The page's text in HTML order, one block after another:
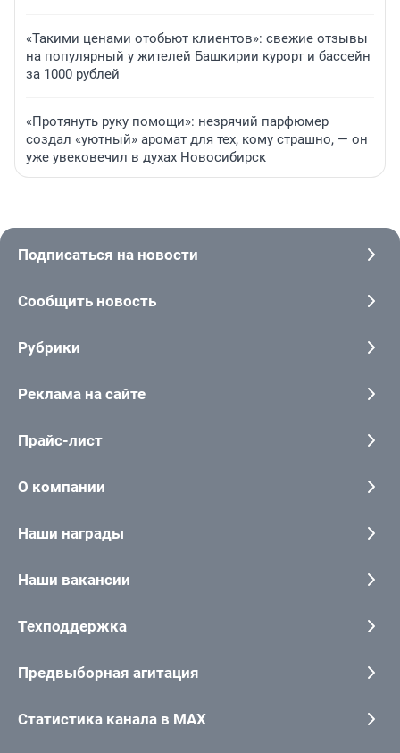
«Такими ценами отобьют клиентов»: свежие отзывы
на популярный у жителей Башкирии курорт и бассейн
за 1000 рублей
«Протянуть руку помощи»: незрячий парфюмер
создал «уютный» аромат для тех, кому страшно, — он
уже увековечил в духах Новосибирск
Подписаться на новости
Сообщить новость
Рубрики
Реклама на сайте
Прайс-лист
О компании
Наши награды
Наши вакансии
Техподдержка
Предвыборная агитация
Статистика канала в MAX